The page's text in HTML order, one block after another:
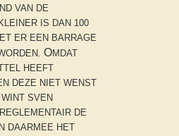
VAN DE
IS DAN 100
ER EEN BARRAGE
OMDAT
HEEFT
DEZE NIET WENST
SVEN
DE
DAARMEE HET